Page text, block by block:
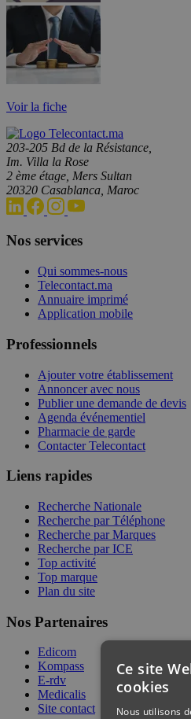
Voir la fiche
203-205 Bd de la Résistance,
Im. Villa la Rose
2 ème étage, Mers Sultan
20320 Casablanca, Maroc
Nos services
Qui sommes-nous
Telecontact.ma
Annuaire imprimé
Application mobile
Professionnels
Ajouter votre établissement
Annoncer avec nous
Publier une demande de devis
Agenda événementiel
Pharmacie de garde
Contacter Telecontact
Liens rapides
Recherche Nationale
Recherche par Téléphone
Recherche par Marques
Recherche par ICE
Top activité
Top marque
Plan du site
Nos Partenaires
Edicom
Kompass
E-rdv
Medicalis
Site contact
Ce site
cookies
Nous utilisons